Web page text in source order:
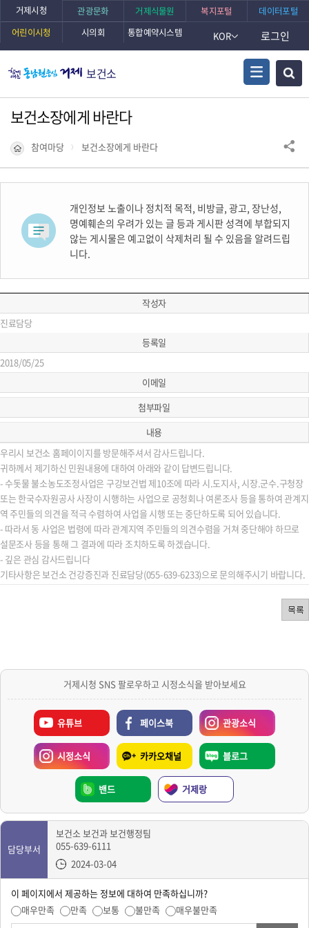
거제시청 관광문화 거제식물원 복지포털
데이터포털
어린이시청
시의회 통합예약시스템 KOR 로그인
보건소
보건소장에게 바란다
참여마당 보건소장에게 바란다
개인정보 노출이나 정치적 목적, 비방글, 광고, 장난성,
명예훼손의 우려가 있는 글 등과 게시판 성격에 부합되지
않는 게시물은 예고없이 삭제처리 될 수 있음을 알려드립
니다.
작성자
진료담당
등록일
2018/05/25
이메일
첨부파일
내용
우리시 보건소 홈페이이지를 방문해주셔서 감사드립니다.
귀하께서 제기하신 민원내용에 대하여 아래와 같이 답변드립니다.
- 수돗물 불소농도조정사업은 구강보건법 제10조에 따라 시.도지사, 시장.군수.구청장
또는 한국수자원공사 사장이 시행하는 사업으로 공청회나 여론조사 등을 통하여 관계지
역 주민들의 의견을 적극 수렴하여 사업을 시행 또는 중단하도록 되어 있습니다.
- 따라서 동 사업은 법령에 따라 관계지역 주민들의 의견수렴을 거쳐 중단해야 하므로
설문조사 등을 통해 그 결과에 따라 조치하도록 하겠습니다.
- 깊은 관심 감사드립니다
기타사항은 보건소 건강증진과 진료담당(055-639-6233)으로 문의해주시기 바랍니다.
거제시청 SNS 팔로우하고 시정소식을 받아보세요
유튜브 페이스북 관광소식
시정소식 카카오채널 블로그
밴드 거제랑
담당부서
보건소 보건과 보건행정팀
055-639-6111
2024-03-04
이 페이지에서 제공하는 정보에 대하여 만족하십니까?
매우만족
만족 보통 불만족 매우불만족